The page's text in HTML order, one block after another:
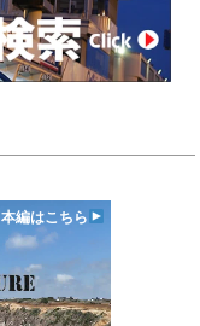
本編はこちら